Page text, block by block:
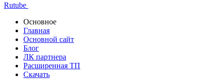
Rutube
Основное
Главная
Основной сайт
Блог
ЛК партнера
Расширенная ТП
Скачать